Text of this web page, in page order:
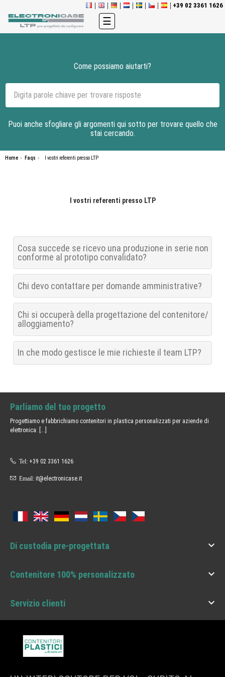
+39 02 3361 1626
navigazione
Toggle
☰
Come possiamo aiutarti?
Puoi anche sfogliare gli argomenti qui sotto per trovare quello che
stai cercando.
Home Faqs I vostri referenti presso LTP
I vostri referenti presso LTP
Cosa succede se ricevo una produzione in serie non
conforme al prototipo convalidato?
Chi devo contattare per domande amministrative?
Chi si occuperà della progettazione del contenitore/
alloggiamento?
In che modo gestisce le mie richieste il team LTP?
Parliamo del tuo progetto
Progettiamo e fabbrichiamo contenitori in plastica personalizzati per aziende di
elettronica:
Tel: +39 02 3361 1626
Email: it@electronicase.it
Di custodia pre-progettata 
Contenitore 100% personalizzato 
Servizio clienti 